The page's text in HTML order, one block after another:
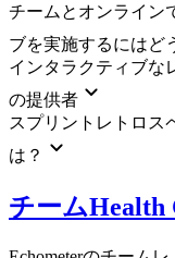
チームとオンライン
ブを実施するにはど
インタラクティブな
の提供者
スプリントレトロス
は？
チームHealth